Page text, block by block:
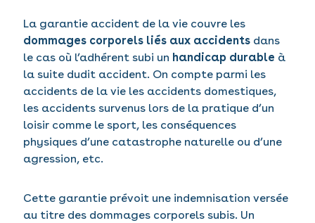
La garantie accident de la vie couvre les
dommages corporels liés aux accidents dans
le cas où l’adhérent subi un handicap durable à
la suite dudit accident. On compte parmi les
accidents de la vie les accidents domestiques,
les accidents survenus lors de la pratique d’un
loisir comme le sport, les conséquences
physiques d’une catastrophe naturelle ou d’une
agression, etc.
Cette garantie prévoit une indemnisation versée
au titre des dommages corporels subis. Un